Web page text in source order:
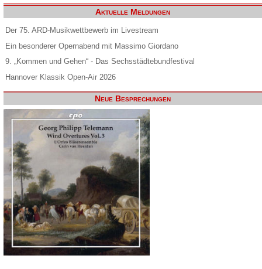
Aktuelle Meldungen
Der 75. ARD-Musikwettbewerb im Livestream
Ein besonderer Opernabend mit Massimo Giordano
9. „Kommen und Gehen“ - Das Sechsstädtebundfestival
Hannover Klassik Open-Air 2026
Neue Besprechungen